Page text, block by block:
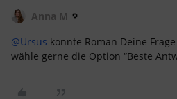
Anna M
@Ursus konnte Roman Deine
wähle gerne die Option “Beste